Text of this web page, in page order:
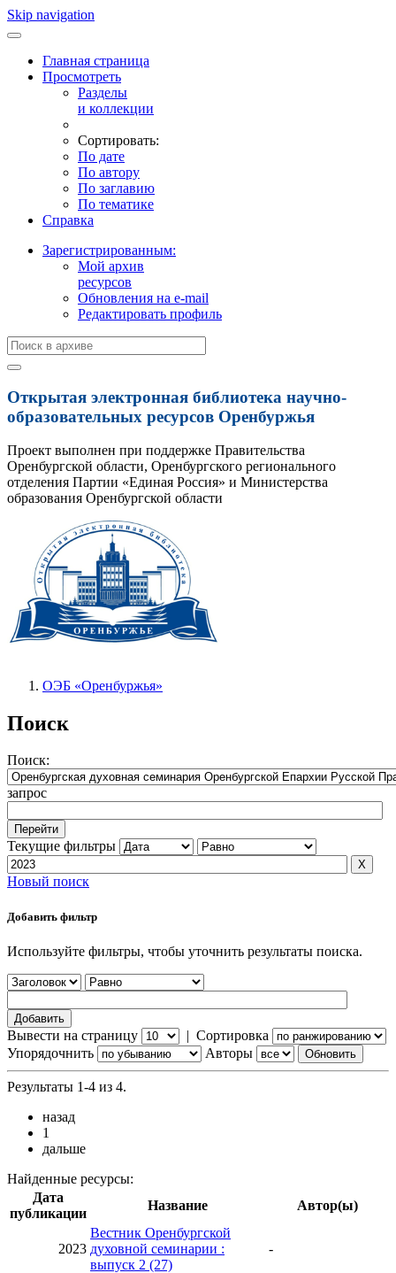
Skip navigation
Главная страница
Просмотреть
Разделы
и коллекции
Сортировать:
По дате
По автору
По заглавию
По тематике
Справка
Зарегистрированным:
Мой архив
ресурсов
Обновления на e-mail
Редактировать профиль
Открытая электронная библиотека научно-
образовательных ресурсов Оренбуржья
Проект выполнен при поддержке Правительства
Оренбургской области, Оренбургского регионального
отделения Партии «Единая Россия» и Министерства
образования Оренбургской области
ОЭБ «Оренбуржья»
Поиск
Поиск:
запрос
Текущие фильтры
Новый поиск
Добавить фильтр
Используйте фильтры, чтобы уточнить результаты поиска.
Вывести на страницу | Сортировка
Упорядочнить
Авторы
Результаты 1-4 из 4.
назад
1
дальше
Найденные ресурсы:
Дата
публикации
Название Автор(ы)
2023
Вестник Оренбургской
духовной семинарии :
выпуск 2 (27)
-